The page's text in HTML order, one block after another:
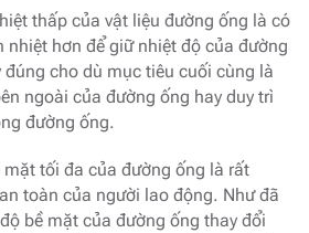
thấp của vật liệu đường ống là có
nhiệt hơn để giữ nhiệt độ của đường
cho dù mục tiêu cuối cùng là
ngoài của đường ống hay duy trì
đường ống.
mặt tối đa của đường ống là rất
toàn của người lao động. Như đã
bề mặt của đường ống thay đổi